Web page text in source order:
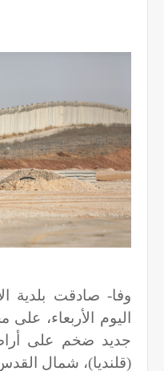
وفا- صادقت بلدية
اليوم الأربعاء،
جديد ضخم على
(قلنديا)، شمال